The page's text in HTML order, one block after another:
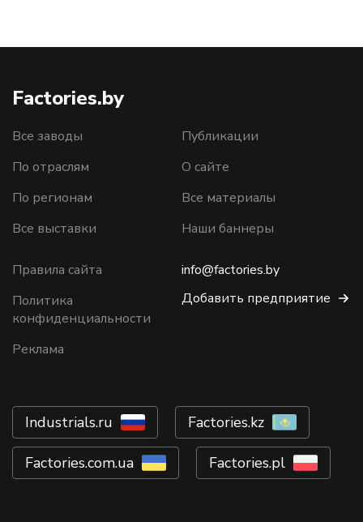
Factories.by
Все заводы
По отраслям
По регионам
Все выставки
Публикации
О сайте
Все материалы
Наши баннеры
Правила сайта
Политика
конфиденциальности
Реклама
info@factories.by
Добавить предприятие
Industrials.ru Factories.kz
Factories.com.ua Factories.pl